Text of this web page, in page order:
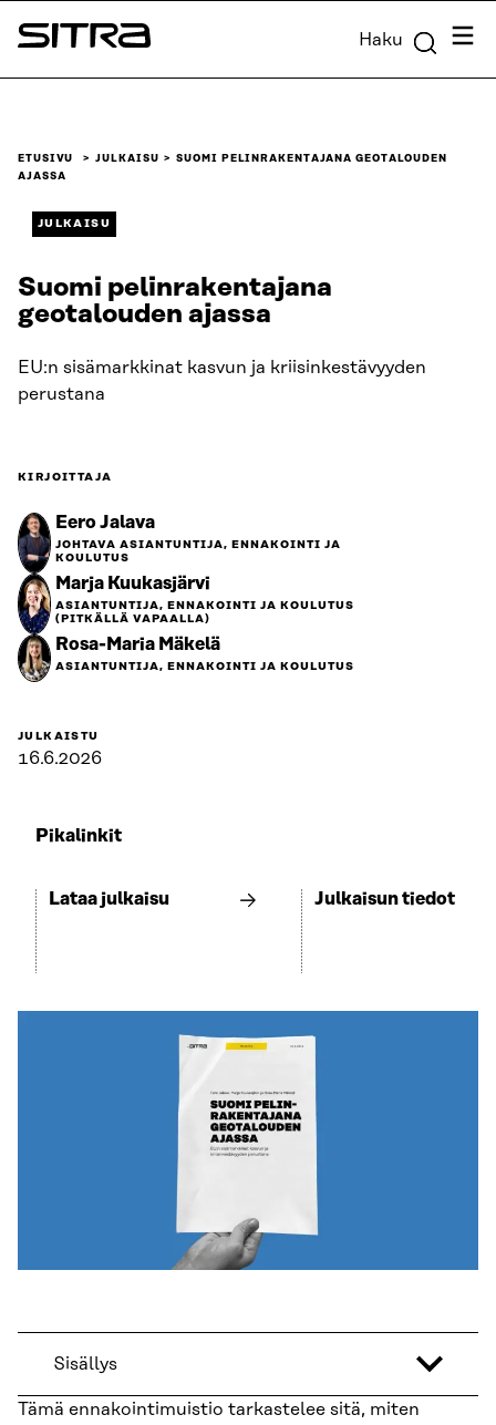
Siirry
suoraan
Sitra Haku
ETUSIVU JULKAISU
SUOMI PELINRAKENTAJANA GEOTALOUDEN
AJASSA
JULKAISU
Suomi pelinrakentajana
geotalouden ajassa
EU:n sisämarkkinat kasvun ja kriisinkestävyyden
perustana
KIRJOITTAJA
Eero Jalava
JOHTAVA ASIANTUNTIJA, ENNAKOINTI JA
KOULUTUS
Marja Kuukasjärvi
ASIANTUNTIJA, ENNAKOINTI JA KOULUTUS
(PITKÄLLÄ VAPAALLA)
Rosa-Maria Mäkelä
ASIANTUNTIJA, ENNAKOINTI JA KOULUTUS
JULKAISTU
16.6.2026
Pikalinkit
Lataa julkaisu Julkaisun tiedot
Sisällys
Tämä ennakointimuistio tarkastelee sitä, miten